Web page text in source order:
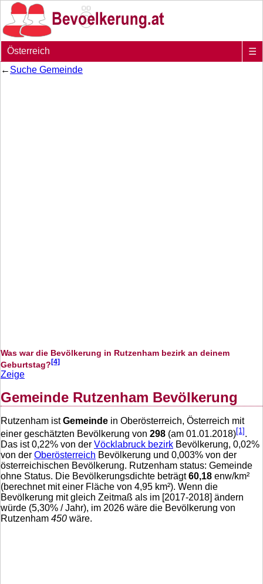
Österreich
☰
← Suche Gemeinde
Was war die Bevölkerung in Rutzenham bezirk an deinem
Geburtstag?[4]
Zeige
Gemeinde Rutzenham Bevölkerung
Rutzenham istGemeinde in Oberösterreich, Österreich mit
einer geschätzten Bevölkerung von 298 (am 01.01.2018)[1] .
Das ist0,22% von der Vöcklabruck bezirk Bevölkerung, 0,02%
von der Oberösterreich Bevölkerung und 0,003% von der
österreichischen Bevölkerung. Rutzenham status: Gemeinde
ohne Status. Die Bevölkerungsdichte beträgt60,18 enw/km²
(berechnet mit einer Fläche von 4,95 km²). Wenn die
Bevölkerung mit gleich Zeitmaß als im [2017-2018] ändern
würde (5,30% / Jahr), im 2026 wäre die Bevölkerung von
Rutzenham 450 wäre.